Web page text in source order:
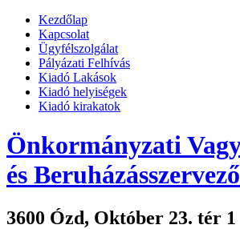
Kezdőlap
Kapcsolat
Ügyfélszolgálat
Pályázati Felhívás
Kiadó Lakások
Kiadó helyiségek
Kiadó kirakatok
Önkormányzati
és
3600 Ózd, Október 23. tér 1